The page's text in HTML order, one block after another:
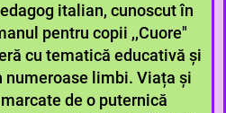
italian, cunoscut în
pentru copii ,,Cuore"
cu tematică educativă și
numeroase limbi. Viața și
de o puternică